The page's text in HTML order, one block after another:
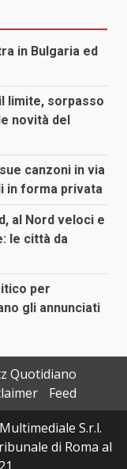
in Bulgaria ed
limite, sorpasso
novità del
canzoni in via
in forma privata
al Nord veloci e
le città da
per
gli annunciati
Quotidiano
Feed
S.r.l.
di Roma al